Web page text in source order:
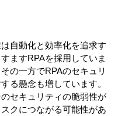
は自動化と効率化を追求す
ますRPAを採用していま
の一方でRPAのセキュリ
る懸念も増しています。
セキュリティの脆弱性が
クにつながる可能性があ